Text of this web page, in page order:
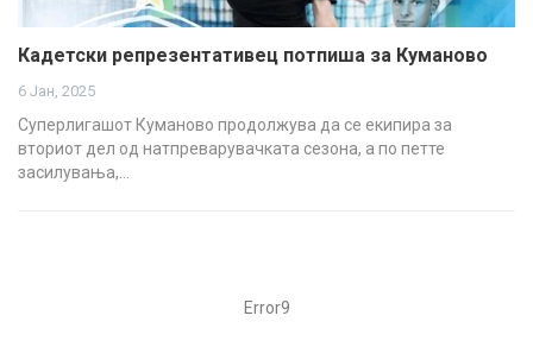
Кадетски репрезентативец потпиша за Куманово
6 Јан, 2025
Суперлигашот Куманово продолжува да се екипира за
вториот дел од натпреварувачката сезона, а по петте
засилувања,…
Error9